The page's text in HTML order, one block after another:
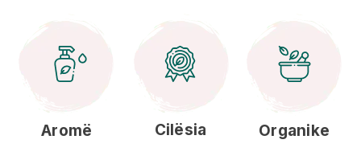
Aromë Cilësia Organike